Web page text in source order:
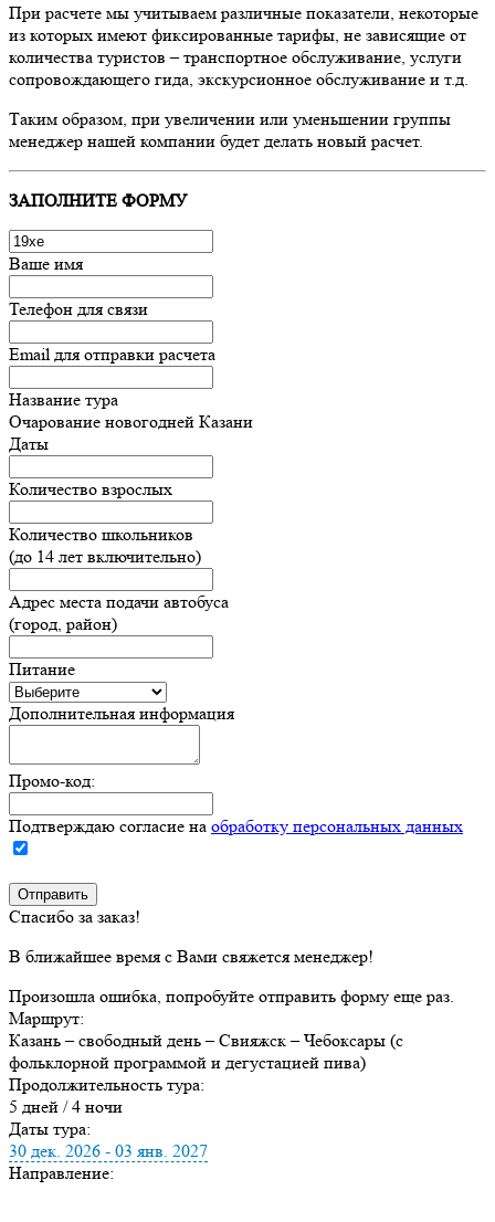
При расчете мы учитываем различные показатели, некоторые
из которых имеют фиксированные тарифы, не зависящие от
количества туристов – транспортное обслуживание, услуги
сопровождающего гида, экскурсионное обслуживание и т.д.
Таким образом, при увеличении или уменьшении группы
менеджер нашей компании будет делать новый расчет.
ЗАПОЛНИТЕ ФОРМУ
Ваше имя
Телефон для связи
Email для отправки расчета
Название тура
Очарование новогодней Казани
Даты
Количество взрослых
Количество школьников
(до 14 лет включительно)
Адрес места подачи автобуса
(город, район)
Питание
Дополнительная информация
Промо-код:
Подтверждаю согласие на обработку персональных данных
Спасибо за заказ!
В ближайшее время с Вами свяжется менеджер!
Произошла ошибка, попробуйте отправить форму еще раз.
Маршрут:
Казань – свободный день – Свияжск – Чебоксары (с
фольклорной программой и дегустацией пива)
Продолжительность тура:
5 дней / 4 ночи
Даты тура:
30 дек. 2026 - 03 янв. 2027
Направление: